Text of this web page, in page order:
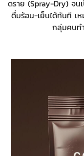
ดราย (Spray-Dry) จน
ดื่มร้อน-เย็นได้ทันที เ
กลุ่มคนท